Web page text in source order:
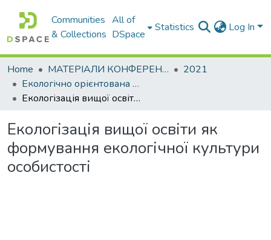
Communities
& Collections
All of
DSpace
Statistics Log In
Home МАТЕРІАЛИ КОНФЕРЕНЦІЙ
2021
Екологічно орієнтована вища освіта. Методологія та практика – 2021
Екологізація вищої освіти як формування екологічної культури особистості
Екологізація вищої освіти як
формування екологічної культури
особистості